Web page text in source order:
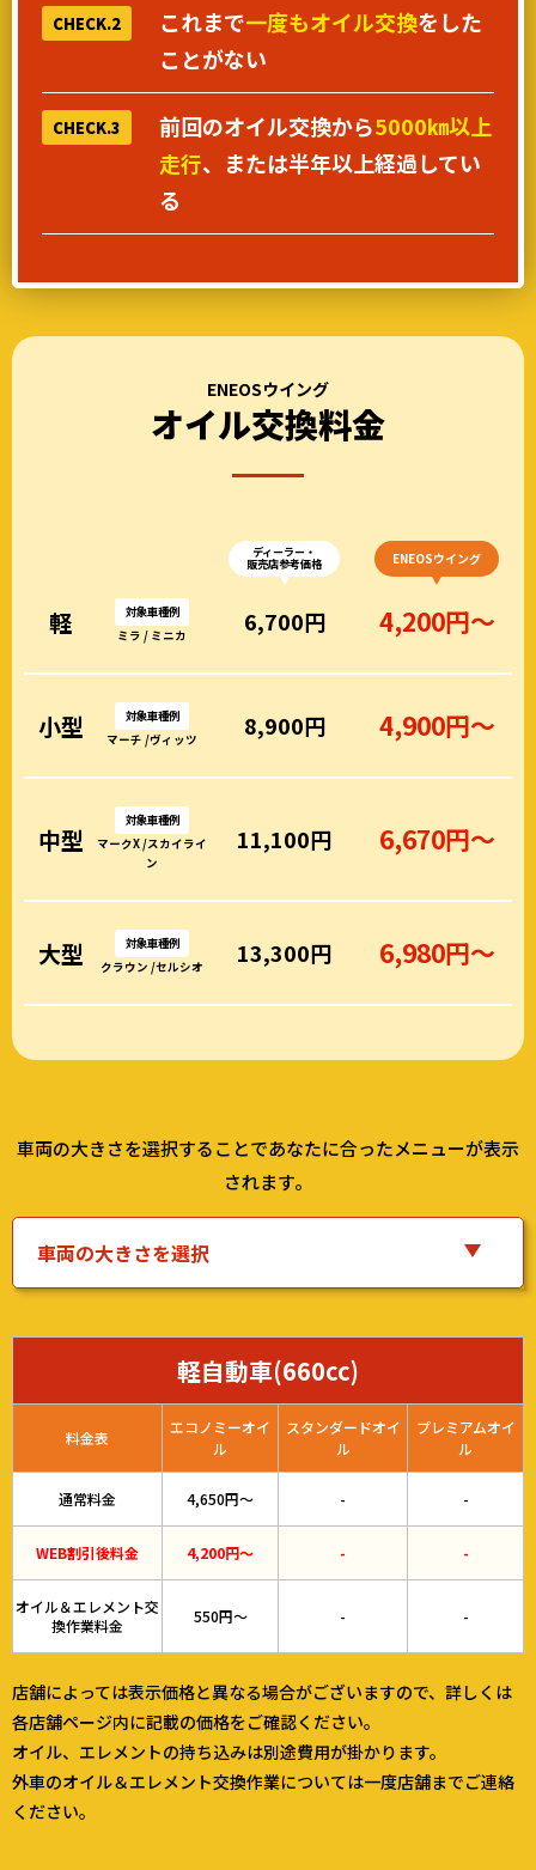
CHECK.2 これまで一度もオイル交換をした
ことがない
CHECK.3 前回のオイル交換から5000㎞以上
走行、または半年以上経過してい
る
ENEOSウイング
オイル交換料金
ディーラー・
販売店参考価格 ENEOSウイング
軽
対象車種例
ミラ / ミニカ
6,700円 4,200円～
小型
対象車種例
マーチ /ヴィッツ
8,900円 4,900円～
中型
対象車種例
マークX /スカイライ
ン
11,100円 6,670円～
大型
対象車種例
クラウン /セルシオ
13,300円 6,980円～
車両の大きさを選択することであなたに合ったメニューが表示
されます。
軽自動車(660cc)
料金表
エコノミーオイ
ル
スタンダードオイ
ル
プレミアムオイ
ル
通常料金 4,650円～ - -
WEB割引後料金 4,200円～ - -
オイル＆エレメント交
換作業料金
550円～ - -
店舗によっては表示価格と異なる場合がございますので、詳しくは
各店舗ページ内に記載の価格をご確認ください。
オイル、エレメントの持ち込みは別途費用が掛かります。
外車のオイル＆エレメント交換作業については一度店舗までご連絡
ください。